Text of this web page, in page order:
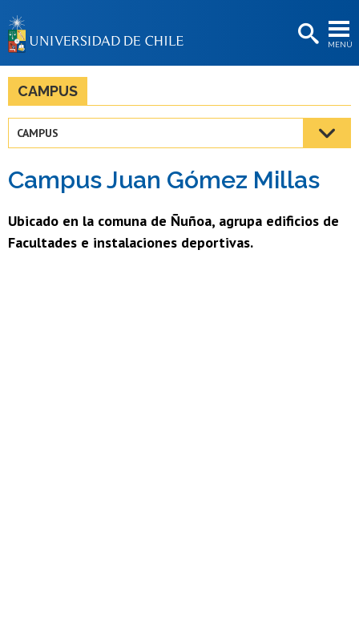
MENÚ
BIBLIOTECAS
Estudiantes
Académicas/os
Funcionarias/os
Egresadas/os
CAMPUS
CAMPUS
Campus Juan Gómez Millas
Ubicado en la comuna de Ñuñoa, agrupa edificios de
Facultades e instalaciones deportivas.